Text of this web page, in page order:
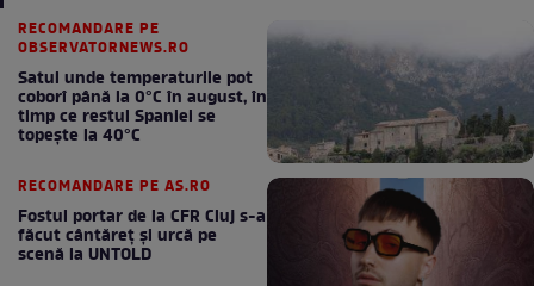
RECOMANDARE PE
OBSERVATORNEWS.RO
Satul unde temperaturile pot
coborî până la 0°C în august, în
timp ce restul Spaniei se
topește la 40°C
RECOMANDARE PE AS.RO
Fostul portar de la CFR Cluj s-a
făcut cântăreţ şi urcă pe
scenă la UNTOLD